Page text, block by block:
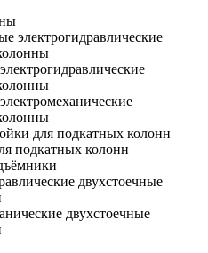
электрогидравлические
для подкатных колонн
подкатных колонн
двухстоечные
двухстоечные